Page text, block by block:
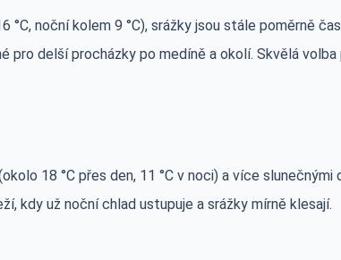
°C, noční kolem 9 °C), srážky jsou stále poměrně
pro delší procházky po medíně a okolí. Skvělá
18 °C přes den, 11 °C v noci) a více slunečnými
kdy už noční chlad ustupuje a srážky mírně klesají.